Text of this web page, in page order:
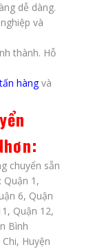
dễ dàng.
và
thành. Hỗ
hàngvà
:
chuyển sẵn
Quận 1,
6, Quận
Quận 12,
Bình
Huyện